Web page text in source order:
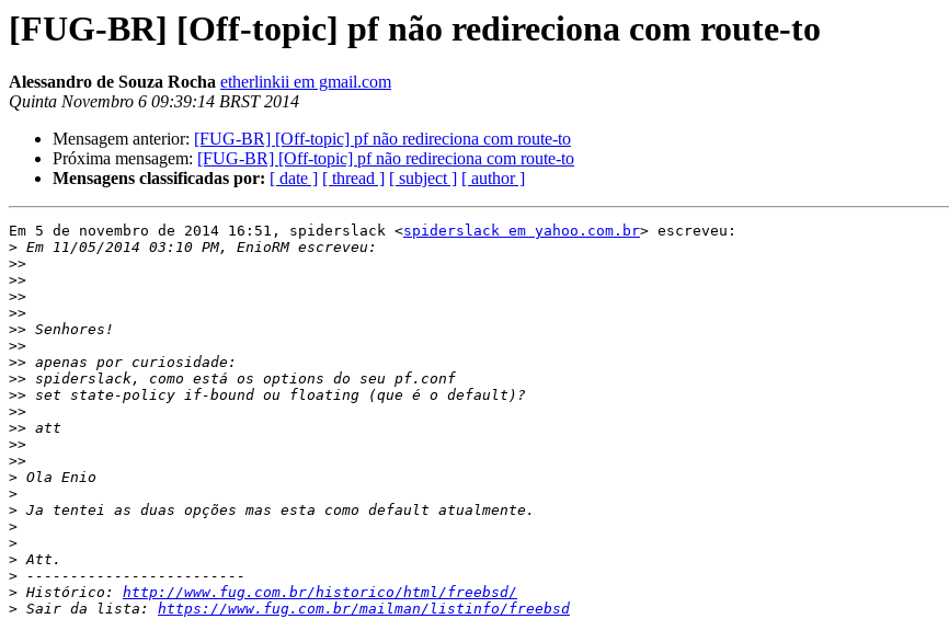
[FUG-BR] [Off-topic] pf não redireciona com route-to
Alessandro de Souza Rocha etherlinkii em gmail.com
Quinta Novembro 6 09:39:14 BRST 2014
Mensagem anterior: [FUG-BR] [Off-topic] pf não redireciona com route-to
Próxima mensagem: [FUG-BR] [Off-topic] pf não redireciona com route-to
Mensagens classificadas por: [ date ] [ thread ] [ subject ] [ author ]
Em 5 de novembro de 2014 16:51, spiderslack <spiderslack em yahoo.com.br> escreveu:
>
>>
>>
>>
>>
>>
>>
>>
>>
>>
>>
>>
>>
>>
>
>
>
>
>
>
>
> Histórico: http://www.fug.com.br/historico/html/freebsd/
> Sair da lista: https://www.fug.com.br/mailman/listinfo/freebsd